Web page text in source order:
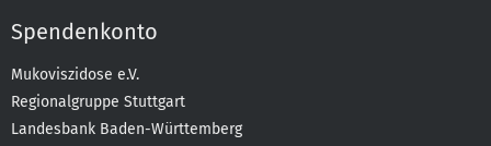
Spendenkonto
Mukoviszidose e.V.
Regionalgruppe Stuttgart
Landesbank Baden-Württemberg